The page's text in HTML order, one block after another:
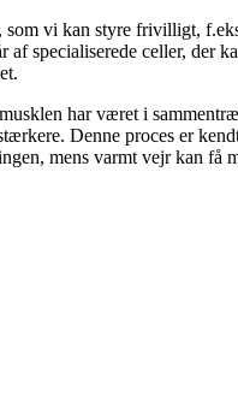
vi kan styre frivilligt,
specialiserede celler, der
har været i
Denne proces er
mens varmt vejr kan få